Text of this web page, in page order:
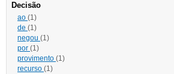
Decisão
ao (1)
de (1)
negou (1)
por (1)
provimento (1)
recurso (1)